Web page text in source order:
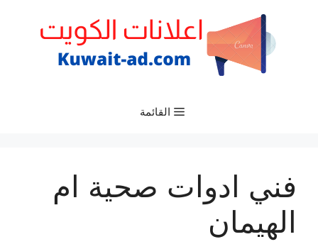
القائمة
فني ادوات صحية ام
الهيمان